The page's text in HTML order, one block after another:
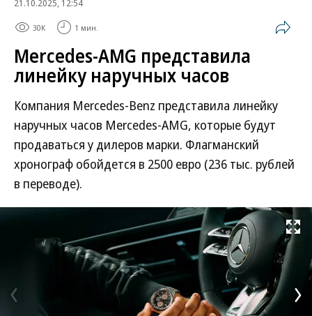
21.10.2025, 12:54
30K 1 мин.
Mercedes-AMG представила
линейку наручных часов
Компания Mercedes-Benz представила линейку
наручных часов Mercedes-AMG, которые будут
продаваться у дилеров марки. Флагманский
хронограф обойдется в 2500 евро (236 тыс. рублей
в переводе).
Развернуть